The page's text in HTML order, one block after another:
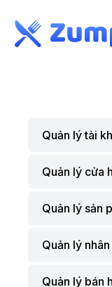
Sổ tay
Bài viết
Quản lý tài
Đăng ký tài
Đăng nhập
Cập nhật
Thiết lập
Quản lý cửa
Tạo cửa
Tạo Trang
Cập nhật
Quản lý sản
Tạo sản
Cập nhật
Quản lý
Thêm nhân
Quản lý bán